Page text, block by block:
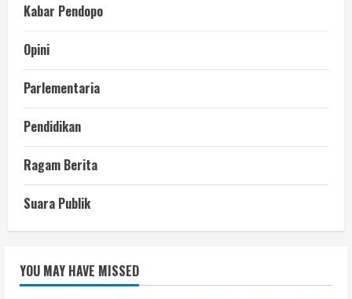
Kabar Pendopo
Opini
Parlementaria
Pendidikan
Ragam Berita
Suara Publik
YOU MAY HAVE MISSED